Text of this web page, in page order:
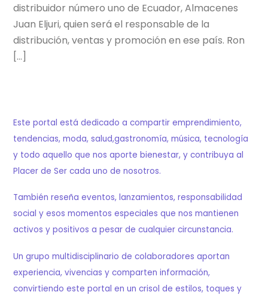
distribuidor número uno de Ecuador, Almacenes
Juan Eljuri, quien será el responsable de la
distribución, ventas y promoción en ese país. Ron
[…]
Este portal está dedicado a compartir emprendimiento,
tendencias, moda, salud,gastronomía, música, tecnología
y todo aquello que nos aporte bienestar, y contribuya al
Placer de Ser cada uno de nosotros.
También reseña eventos, lanzamientos, responsabilidad
social y esos momentos especiales que nos mantienen
activos y positivos a pesar de cualquier circunstancia.
Un grupo multidisciplinario de colaboradores aportan
experiencia, vivencias y comparten información,
convirtiendo este portal en un crisol de estilos, toques y